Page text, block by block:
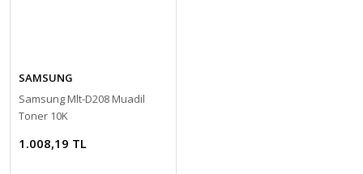
SAMSUNG
Samsung Mlt-D208 Muadil
Toner 10K
1.008,19 TL